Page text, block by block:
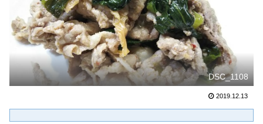
DSC_1108
2019.12.13